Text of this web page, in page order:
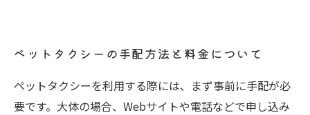
ペットタクシーの手配方法と料金について
ペットタクシーを利用する際には、まず事前に手配が必
要です。大体の場合、Webサイトや電話などで申し込み